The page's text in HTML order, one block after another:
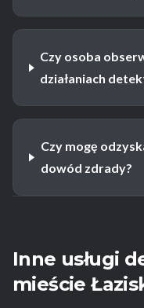
Czy osoba
działaniach
Czy mogę
dowód zdrady?
Inne usługi
mieście